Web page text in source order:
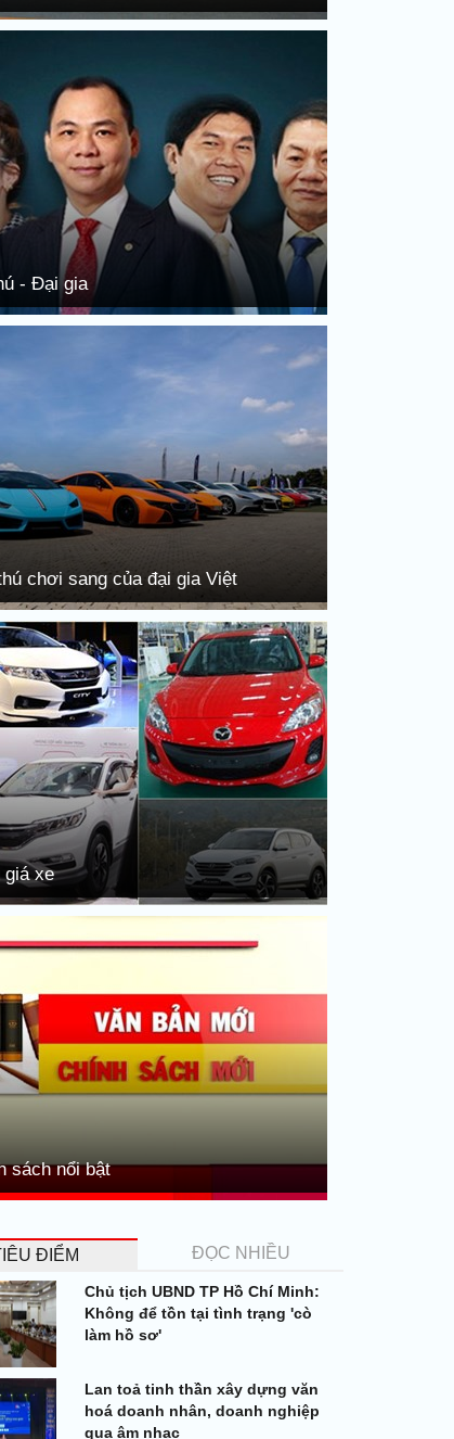
- Đại gia
chơi sang của đại gia Việt
giá xe
sách nổi bật
ĐIỂM ĐỌC NHIỀU
Chủ tịch UBND TP Hồ Chí Minh:
Không để tồn tại tình trạng 'cò
làm hồ sơ'
Lan toả tinh thần xây dựng văn
hoá doanh nhân, doanh nghiệp
qua âm nhạc